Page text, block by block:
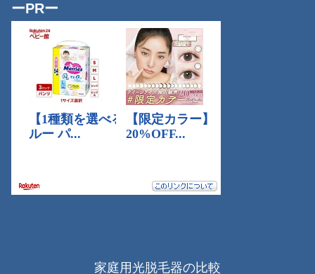
ーPRー
家庭用光脱毛器の比較